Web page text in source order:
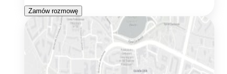
Zamów rozmowę